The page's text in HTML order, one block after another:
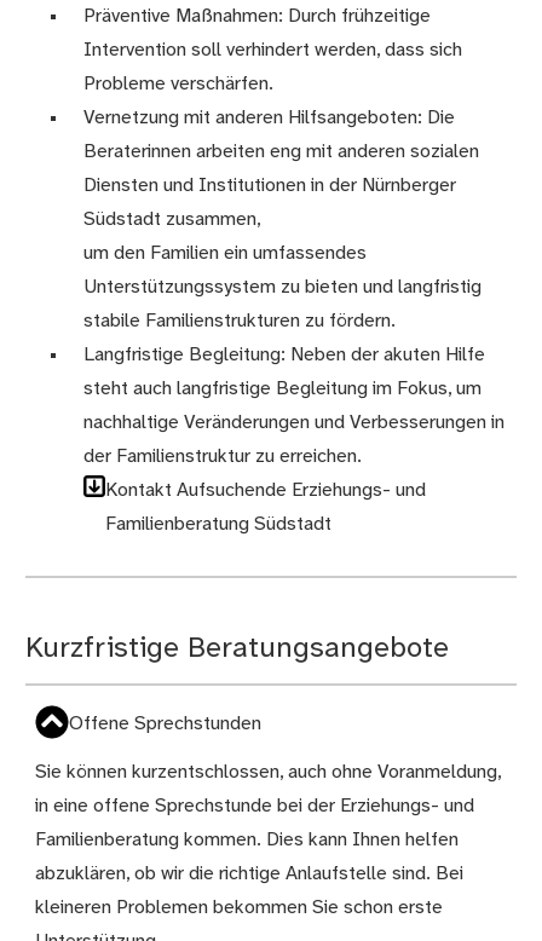
Präventive Maßnahmen: Durch frühzeitige
Intervention soll verhindert werden, dass sich
Probleme verschärfen.
Vernetzung mit anderen Hilfsangeboten: Die
Beraterinnen arbeiten eng mit anderen sozialen
Diensten und Institutionen in der Nürnberger
Südstadt zusammen,
um den Familien ein umfassendes
Unterstützungssystem zu bieten und langfristig
stabile Familienstrukturen zu fördern.
Langfristige Begleitung: Neben der akuten Hilfe
steht auch langfristige Begleitung im Fokus, um
nachhaltige Veränderungen und Verbesserungen in
der Familienstruktur zu erreichen.
Kontakt Aufsuchende Erziehungs- und
Familienberatung Südstadt
Kurzfristige Beratungsangebote
Offene Sprechstunden
Sie können kurzentschlossen, auch ohne Voranmeldung,
in eine offene Sprechstunde bei der Erziehungs- und
Familienberatung kommen. Dies kann Ihnen helfen
abzuklären, ob wir die richtige Anlaufstelle sind. Bei
kleineren Problemen bekommen Sie schon erste